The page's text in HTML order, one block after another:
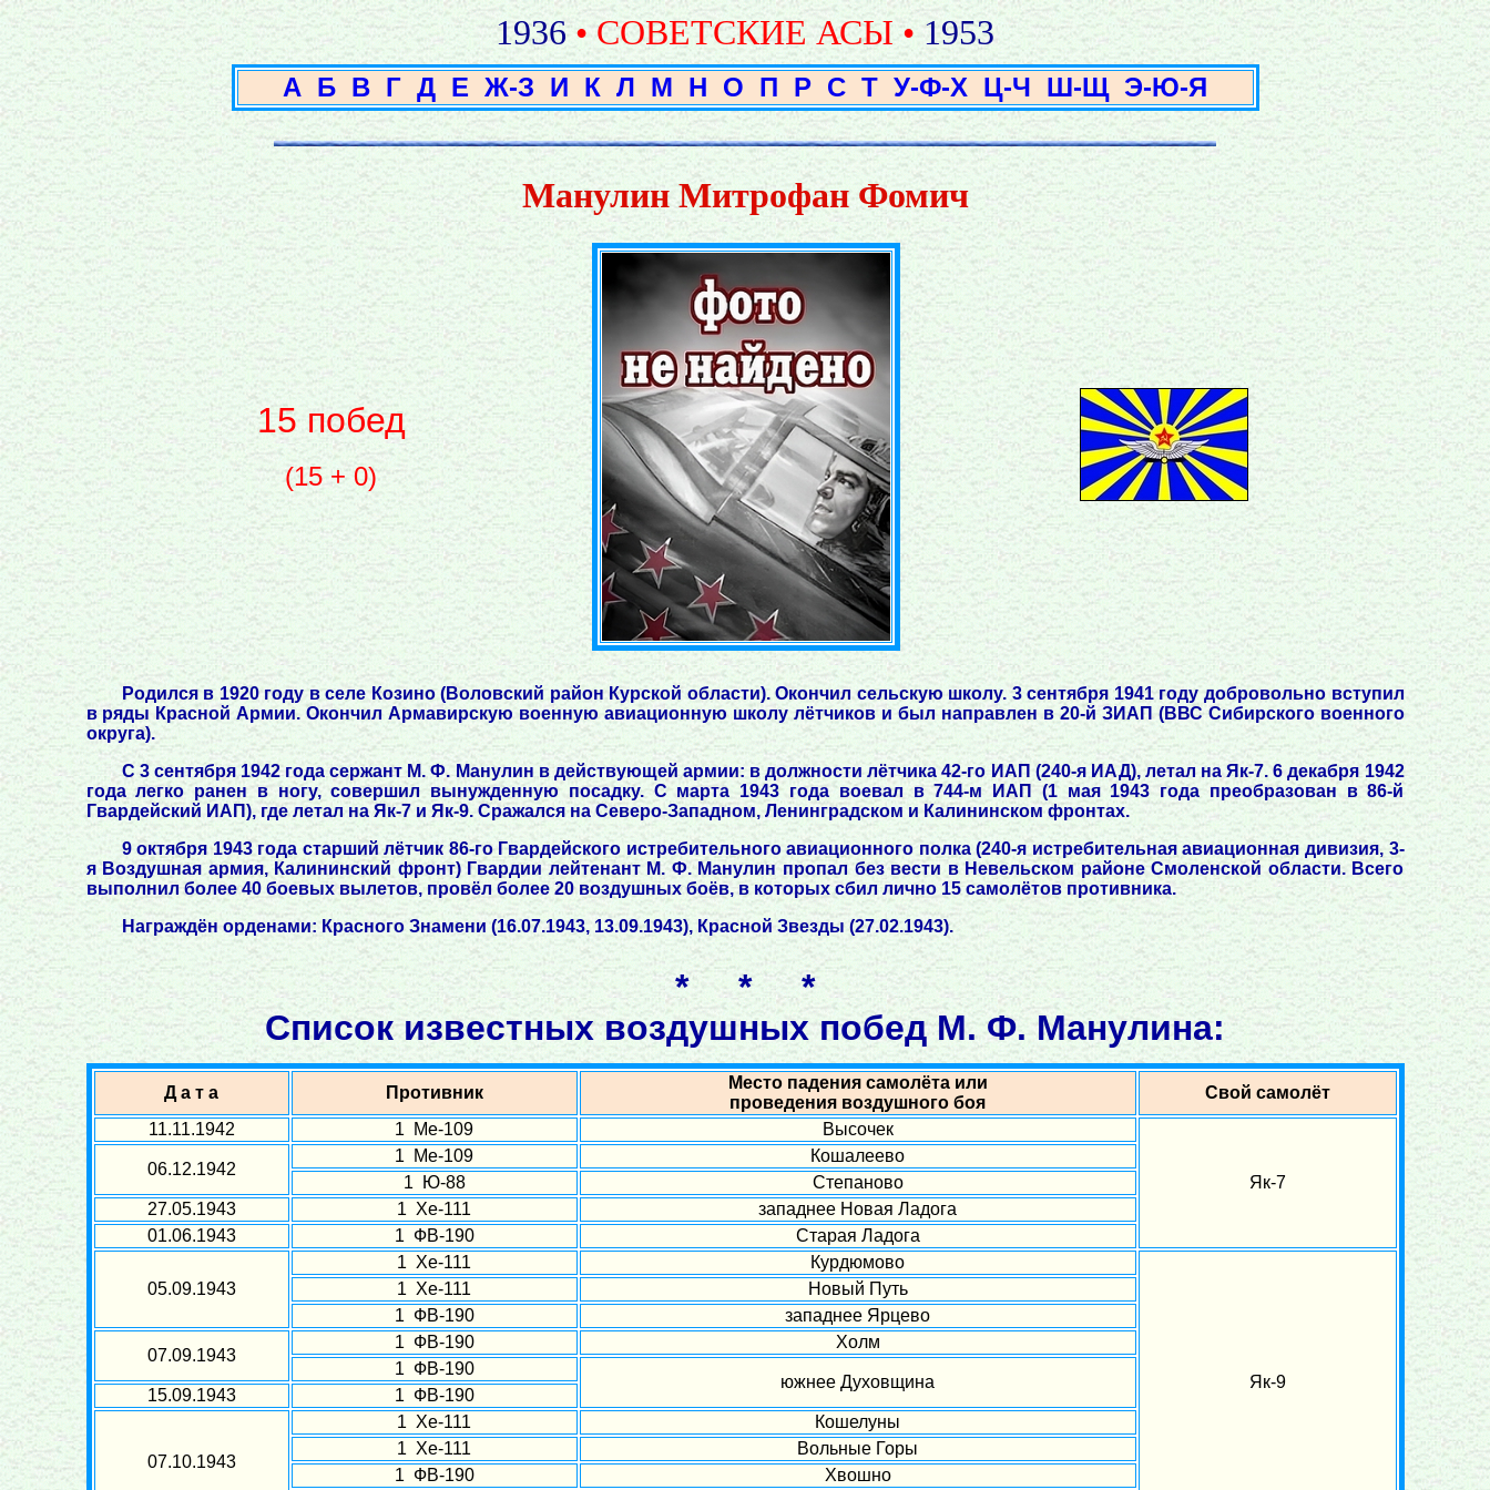
1936 • СОВЕТСКИЕ АСЫ • 1953
А Б В Г Д Е Ж-З И К Л М Н О П Р С Т У-Ф-Х Ц-Ч Ш-Щ Э-Ю-Я
Манулин Митрофан Фомич
15 побед
(15 + 0)
Родился в 1920 году в селе Козино (Воловский район Курской области). Окончил сельскую школу. 3 сентября 1941 году добровольно вступил
в ряды Красной Армии. Окончил Армавирскую военную авиационную школу лётчиков и был направлен в 20-й ЗИАП (ВВС Сибирского военного
округа).
С 3 сентября 1942 года сержант М. Ф. Манулин в действующей армии: в должности лётчика 42-го ИАП (240-я ИАД), летал на Як-7. 6 декабря 1942
года легко ранен в ногу, совершил вынужденную посадку. С марта 1943 года воевал в 744-м ИАП (1 мая 1943 года преобразован в 86-й
Гвардейский ИАП), где летал на Як-7 и Як-9. Сражался на Северо-Западном, Ленинградском и Калининском фронтах.
9 октября 1943 года старший лётчик 86-го Гвардейского истребительного авиационного полка (240-я истребительная авиационная дивизия, 3-
я Воздушная армия, Калининский фронт) Гвардии лейтенант М. Ф. Манулин пропал без вести в Невельском районе Смоленской области. Всего
выполнил более 40 боевых вылетов, провёл более 20 воздушных боёв, в которых сбил лично 15 самолётов противника.
Награждён орденами: Красного Знамени (16.07.1943, 13.09.1943), Красной Звезды (27.02.1943).
* * *
Список известных воздушных побед М. Ф. Манулина:
Д а т а Противник
Место падения самолёта или
проведения воздушного боя
Свой самолёт
11.11.1942
1 Ме-109 Высочек
Як-7
06.12.1942
1 Ме-109
Кошалеево
1 Ю-88
Степаново
27.05.1943
1 Хе-111
западнее Новая Ладога
01.06.1943
1 ФВ-190 Старая Ладога
05.09.1943
1 Хе-111 Курдюмово
Як-9
1 Хе-111
Новый Путь
1 ФВ-190
западнее Ярцево
07.09.1943
1 ФВ-190
Холм
1 ФВ-190
южнее Духовщина
15.09.1943 1 ФВ-190
07.10.1943
1 Хе-111
Кошелуны
1 Хе-111
Вольные Горы
1 ФВ-190
Хвошно